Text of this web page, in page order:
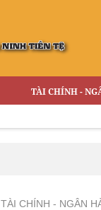
TÀI CHÍNH -
TÀI CHÍNH - NGÂN